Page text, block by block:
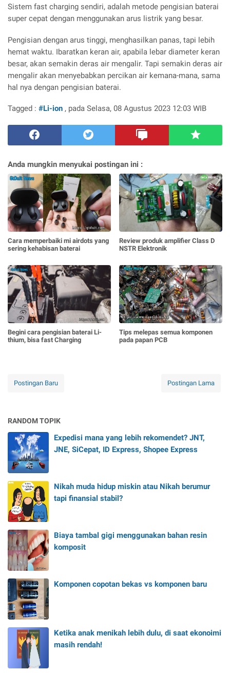
Sistem fast charging sendiri, adalah metode pengisian baterai
super cepat dengan menggunakan arus listrik yang besar.
Pengisian dengan arus tinggi, menghasilkan panas, tapi lebih
hemat waktu. Ibaratkan keran air, apabila lebar diameter keran
besar, akan semakin deras air mengalir. Tapi semakin deras air
mengalir akan menyebabkan percikan air kemana-mana, sama
hal nya dengan pengisian baterai.
Tagged : #Li-ion , pada Selasa, 08 Agustus 2023 12:03 WIB
Anda mungkin menyukai postingan ini :
Cara memperbaiki mi airdots yang
sering kehabisan baterai
Review produk amplifier Class D
NSTR Elektronik
Begini cara pengisian baterai Li-
thium, bisa fast Charging
Tips melepas semua komponen
pada papan PCB
Postingan Baru Postingan Lama
RANDOM TOPIK
Expedisi mana yang lebih rekomendet? JNT,
JNE, SiCepat, ID Express, Shopee Express
Nikah muda hidup miskin atau Nikah berumur
tapi finansial stabil?
Biaya tambal gigi menggunakan bahan resin
komposit
Komponen copotan bekas vs komponen baru
Ketika anak menikah lebih dulu, di saat ekonoimi
masih rendah!